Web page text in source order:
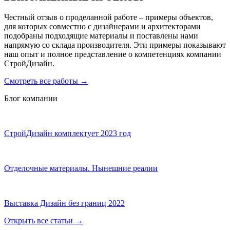
Честный отзыв о проделанной работе – примеры объектов,
для которых совместно с дизайнерами и архитекторами
подобраны подходящие материалы и поставлены нами
напрямую со склада производителя. Эти примеры показывают
наш опыт и полное представление о компетенциях компании
СтройДизайн.
Смотреть все работы →
Блог компании
СтройДизайн комплектует 2023 год
Отделочные материалы. Нынешние реалии
Выставка Дизайн без границ 2022
Открыть все статьи →